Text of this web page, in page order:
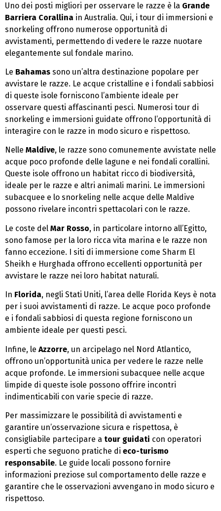
Uno dei posti migliori per osservare le razze è la Grande
Barriera Corallina in Australia. Qui, i tour di immersioni e
snorkeling offrono numerose opportunità di
avvistamenti, permettendo di vedere le razze nuotare
elegantemente sul fondale marino.
Le Bahamas sono un’altra destinazione popolare per
avvistare le razze. Le acque cristalline e i fondali sabbiosi
di queste isole forniscono l’ambiente ideale per
osservare questi affascinanti pesci. Numerosi tour di
snorkeling e immersioni guidate offrono l’opportunità di
interagire con le razze in modo sicuro e rispettoso.
Nelle Maldive, le razze sono comunemente avvistate nelle
acque poco profonde delle lagune e nei fondali corallini.
Queste isole offrono un habitat ricco di biodiversità,
ideale per le razze e altri animali marini. Le immersioni
subacquee e lo snorkeling nelle acque delle Maldive
possono rivelare incontri spettacolari con le razze.
Le coste del Mar Rosso, in particolare intorno all’Egitto,
sono famose per la loro ricca vita marina e le razze non
fanno eccezione. I siti di immersione come Sharm El
Sheikh e Hurghada offrono eccellenti opportunità per
avvistare le razze nei loro habitat naturali.
In Florida, negli Stati Uniti, l’area delle Florida Keys è nota
per i suoi avvistamenti di razze. Le acque poco profonde
e i fondali sabbiosi di questa regione forniscono un
ambiente ideale per questi pesci.
Infine, le Azzorre, un arcipelago nel Nord Atlantico,
offrono un’opportunità unica per vedere le razze nelle
acque profonde. Le immersioni subacquee nelle acque
limpide di queste isole possono offrire incontri
indimenticabili con varie specie di razze.
Per massimizzare le possibilità di avvistamenti e
garantire un’osservazione sicura e rispettosa, è
consigliabile partecipare a tour guidati con operatori
esperti che seguono pratiche di eco-turismo
responsabile. Le guide locali possono fornire
informazioni preziose sul comportamento delle razze e
garantire che le osservazioni avvengano in modo sicuro e
rispettoso.